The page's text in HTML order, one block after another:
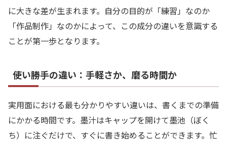
に大きな差が生まれます。自分の目的が「練習」なのか
「作品制作」なのかによって、この成分の違いを意識する
ことが第一歩となります。
使い勝手の違い：手軽さか、磨る時間か
実用面における最も分かりやすい違いは、書くまでの準備
にかかる時間です。墨汁はキャップを開けて墨池（ぼく
ち）に注ぐだけで、すぐに書き始めることができます。忙